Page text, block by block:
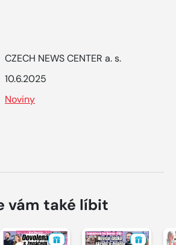
CZECH NEWS CENTER a. s.
10.6.2025
Noviny
vám také líbit